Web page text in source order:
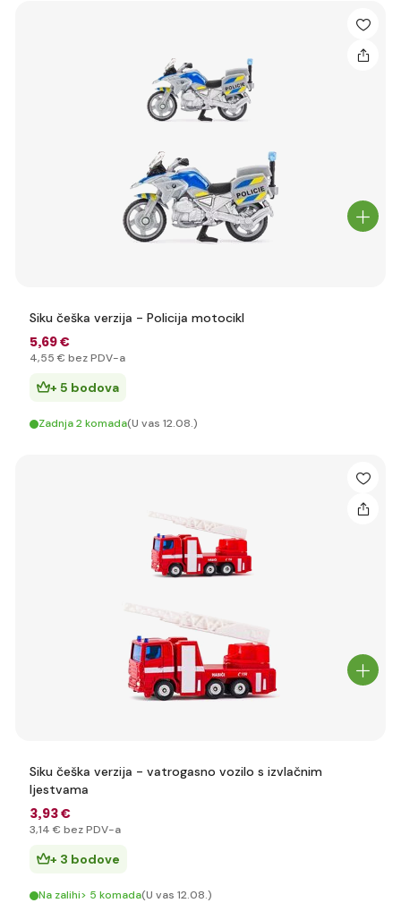
Siku češka verzija - Policija motocikl
5,69 €
4,55 € bez PDV-a
+ 5 bodova
Zadnja 2 komada(U vas 12.08.)
Siku češka verzija - vatrogasno vozilo s izvlačnim
ljestvama
3,93 €
3,14 € bez PDV-a
+ 3 bodove
Na zalihi> 5 komada(U vas 12.08.)